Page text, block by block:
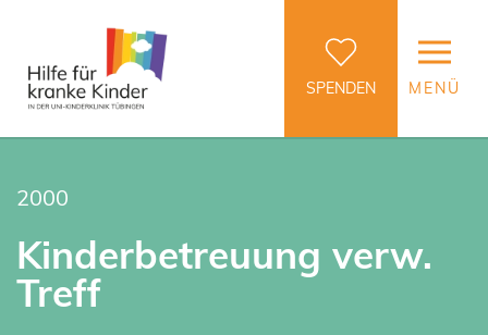
SPENDEN MENÜ
2000
Kinderbetreuung verw.
Treff